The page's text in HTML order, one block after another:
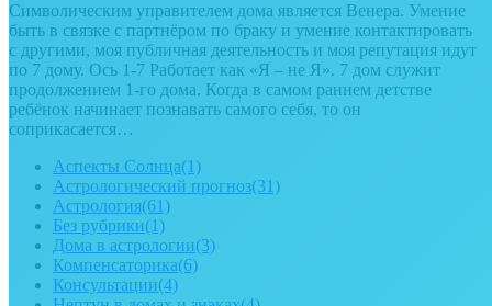
Символическим управителем дома является Венера. Умение
быть в связке с партнёром по браку и умение контактировать
с другими, моя публичная деятельность и моя репутация идут
по 7 дому. Ось 1-7 Работает как «Я – не Я». 7 дом служит
продолжением 1-го дома. Когда в самом раннем детстве
ребёнок начинает познавать самого себя, то он
соприкасается…
Аспекты Солнца(1)
Астрологический прогноз(31)
Астрология(61)
Без рубрики(1)
Дома в астрологии(3)
Компенсаторика(6)
Консультации(4)